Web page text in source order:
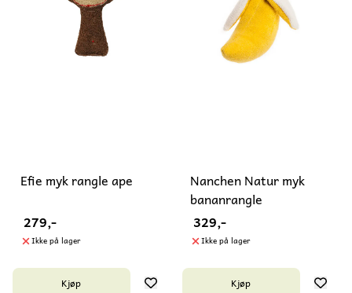
Efie myk rangle ape
279,-
Ikke på lager
Kjøp
Nanchen Natur myk
bananrangle
329,-
Ikke på lager
Kjøp